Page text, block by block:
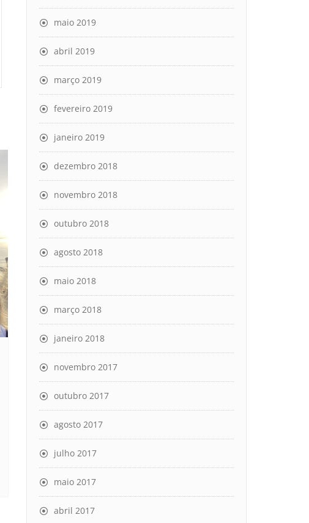
maio 2019
abril 2019
março 2019
fevereiro 2019
janeiro 2019
dezembro 2018
novembro 2018
outubro 2018
agosto 2018
maio 2018
março 2018
janeiro 2018
novembro 2017
outubro 2017
agosto 2017
julho 2017
maio 2017
abril 2017